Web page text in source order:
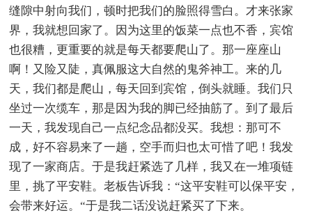
缝隙中射向我们，顿时把我们的脸照得雪白。才来张家
界，我就想回家了。因为这里的饭菜一点也不香，宾馆
也很糟，更重要的就是每天都要爬山了。那一座座山
啊！又险又陡，真佩服这大自然的鬼斧神工。来的几
天，我们都是爬山，每天回到宾馆，倒头就睡。我们只
坐过一次缆车，那是因为我的脚已经抽筋了。到了最后
一天，我发现自己一点纪念品都没买。我想：那可不
成，好不容易来了一趟，空手而归也太可惜了吧！我发
现了一家商店。于是我赶紧选了几样，我又在一堆项链
里，挑了平安鞋。老板告诉我：“这平安鞋可以保平安，
会带来好运。“于是我二话没说赶紧买了下来。